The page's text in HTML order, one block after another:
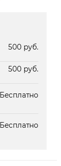
500 руб.
500 руб.
Бесплатно
Бесплатно